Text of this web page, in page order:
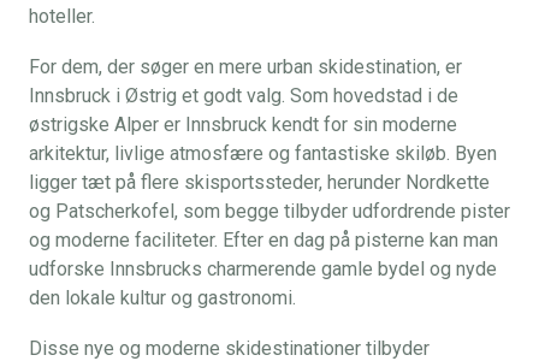
hoteller.
For dem, der søger en mere urban skidestination, er
Innsbruck i Østrig et godt valg. Som hovedstad i de
østrigske Alper er Innsbruck kendt for sin moderne
arkitektur, livlige atmosfære og fantastiske skiløb. Byen
ligger tæt på flere skisportssteder, herunder Nordkette
og Patscherkofel, som begge tilbyder udfordrende pister
og moderne faciliteter. Efter en dag på pisterne kan man
udforske Innsbrucks charmerende gamle bydel og nyde
den lokale kultur og gastronomi.
Disse nye og moderne skidestinationer tilbyder